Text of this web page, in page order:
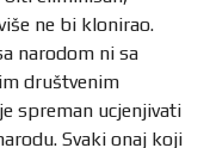
ne bi klonirao.
narodom ni sa
društvenim
spreman ucjenjivati
Svaki onaj koji